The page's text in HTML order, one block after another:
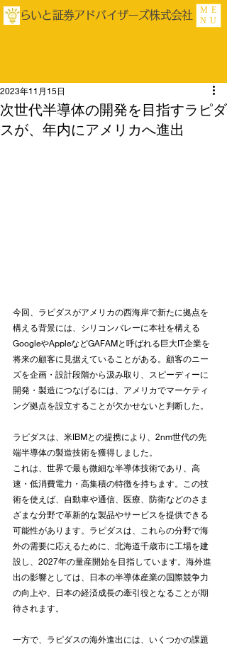
ME
NU
らいと証券アドバイザーズ株式会社
次世代半導体の開発を目指すラピダ
スが、年内にアメリカへ進出
2023年11月15日
今回、ラピダスがアメリカの西海岸で新たに拠点を
構える背景には、シリコンバレーに本社を構える
GoogleやAppleなどGAFAMと呼ばれる巨大IT企業を
将来の顧客に見据えていることがある。顧客のニー
ズを企画・設計段階から汲み取り、スピーディーに
開発・製造につなげるには、アメリカでマーケティ
ング拠点を設立することが欠かせないと判断した。
ラピダスは、米IBMとの提携により、2nm世代の先
端半導体の製造技術を獲得しました。
これは、世界で最も微細な半導体技術であり、高
速・低消費電力・高集積の特徴を持ちます。この技
術を使えば、自動車や通信、医療、防衛などのさま
ざまな分野で革新的な製品やサービスを提供できる
可能性があります。ラピダスは、これらの分野で海
外の需要に応えるために、北海道千歳市に工場を建
設し、2027年の量産開始を目指しています。海外進
出の影響としては、日本の半導体産業の国際競争力
の向上や、日本の経済成長の牽引役となることが期
待されます。
一方で、ラピダスの海外進出には、いくつかの課題